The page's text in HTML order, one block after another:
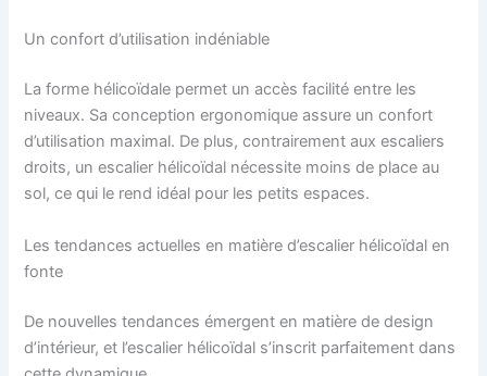
Un confort d’utilisation indéniable
La forme hélicoïdale permet un accès facilité entre les
niveaux. Sa conception ergonomique assure un confort
d’utilisation maximal. De plus, contrairement aux escaliers
droits, un escalier hélicoïdal nécessite moins de place au
sol, ce qui le rend idéal pour les petits espaces.
Les tendances actuelles en matière d’escalier hélicoïdal en
fonte
De nouvelles tendances émergent en matière de design
d’intérieur, et l’escalier hélicoïdal s’inscrit parfaitement dans